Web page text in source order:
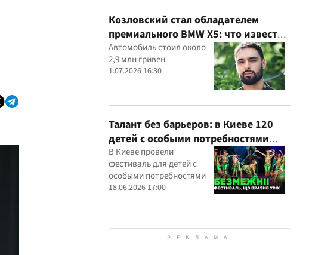
Козловский стал обладателем
премиального BMW X5: что известно
о покупке
Автомобиль стоил около
2,9 млн гривен
1.07.2026 16:30
Талант без барьеров: в Киеве 120
детей с особыми потребностями
выступили на всеукраинском
фестивале
В Киеве провели
фестиваль для детей с
особыми потребностями
18.06.2026 17:00